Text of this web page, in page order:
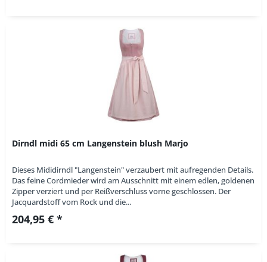
Dirndl midi 65 cm Langenstein blush Marjo
Dieses Mididirndl "Langenstein" verzaubert mit aufregenden Details.
Das feine Cordmieder wird am Ausschnitt mit einem edlen, goldenen
Zipper verziert und per Reißverschluss vorne geschlossen. Der
Jacquardstoff vom Rock und die...
204,95 € *